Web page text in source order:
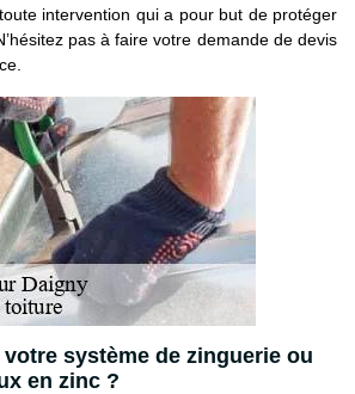
intervention qui a pour but de protéger
pas à faire votre demande de devis
système de zinguerie ou
en zinc ?